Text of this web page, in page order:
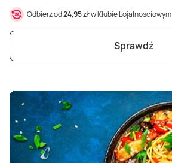
Odbierz od24,95 złw Klubie Lojalnościowym
Sprawdź